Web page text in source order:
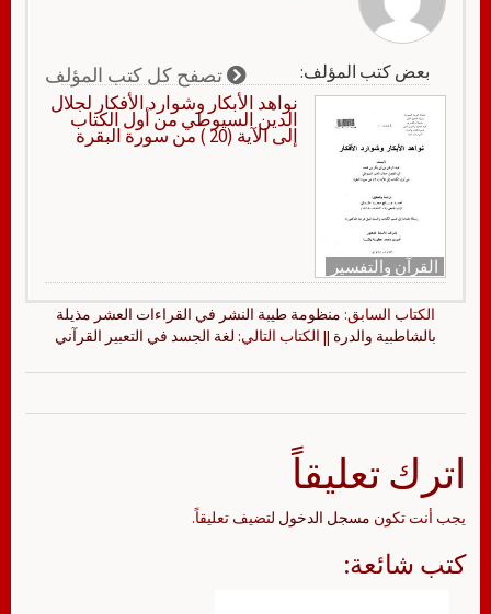
بعض كتب المؤلف: تصفح كل كتب المؤلف
القرآن والتفسير
نواهد الأبكار وشوارد الأفكار لجلال
الدين السيوطي من أول الكتاب
إلى الآية (20 ) من سورة البقرة
الكتاب السابق: منظومة طيبة النشر في القراءات العشر مذيلة
بالشاطبية والدرة || الكتاب التالي: لغة الجسد في التعبير القرآني
اترك تعليقاً
يجب أنت تكون مسجل الدخول لتضيف تعليقاً.
كتب شائعة: